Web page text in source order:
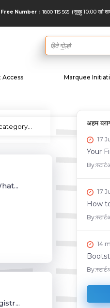
Number : 1800 115 565 (सुबुहु 10:00 खां
Access Marquee
अहम
17
Your
By:
17
How
By:
14
By: